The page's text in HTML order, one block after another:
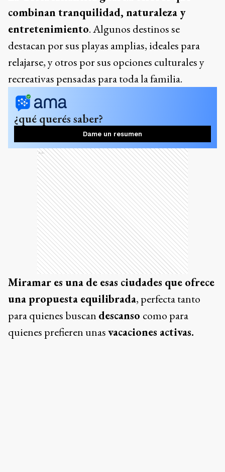
¿qué querés saber?
Dame un resumen
Ads
Miramar es una de esas ciudades que ofrece
una propuesta equilibrada, perfecta tanto
para quienes buscandescansocomo para
quienes prefieren unasvacaciones activas.